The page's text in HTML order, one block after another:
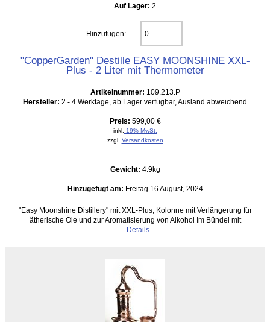
Auf Lager: 2
Hinzufügen:
"CopperGarden" Destille EASY MOONSHINE XXL-
Plus - 2 Liter mit Thermometer
Artikelnummer: 109.213.P
Hersteller: 2 - 4 Werktage, ab Lager verfügbar, Ausland abweichend
Preis: 599,00 €
inkl.
19% MwSt.
zzgl. Versandkosten
Gewicht: 4.9kg
Hinzugefügt am: Freitag 16 August, 2024
"Easy Moonshine Distillery" mit XXL-Plus, Kolonne mit Verlängerung für
ätherische Öle und zur Aromatisierung von Alkohol Im Bündel mit
Details